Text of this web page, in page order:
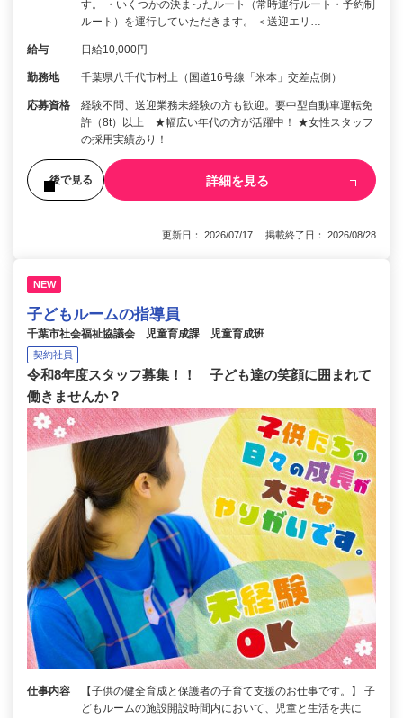
す。 ・いくつかの決まったルート（常時運行ルート・予約制
ルート）を運行していただきます。 ＜送迎エリ…
給与 日給10,000円
勤務地 千葉県八千代市村上（国道16号線「米本」交差点側）
応募資格
経験不問、送迎業務未経験の方も歓迎。要中型自動車運転免
許（8t）以上 ★幅広い年代の方が活躍中！ ★女性スタッフ
の採用実績あり！
後で見る 詳細を見る
更新日： 2026/07/17 掲載終了日： 2026/08/28
NEW
子どもルームの指導員
千葉市社会福祉協議会 児童育成課 児童育成班
契約社員
令和8年度スタッフ募集！！ 子ども達の笑顔に囲まれて
働きませんか？
仕事内容
【子供の健全育成と保護者の子育て支援のお仕事です。】 子
どもルームの施設開設時間内において、児童と生活を共に